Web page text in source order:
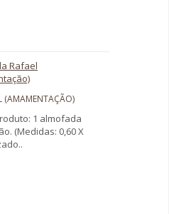
(AMAMENTAÇÃO)
1 almofada
(Medidas: 0,60 X